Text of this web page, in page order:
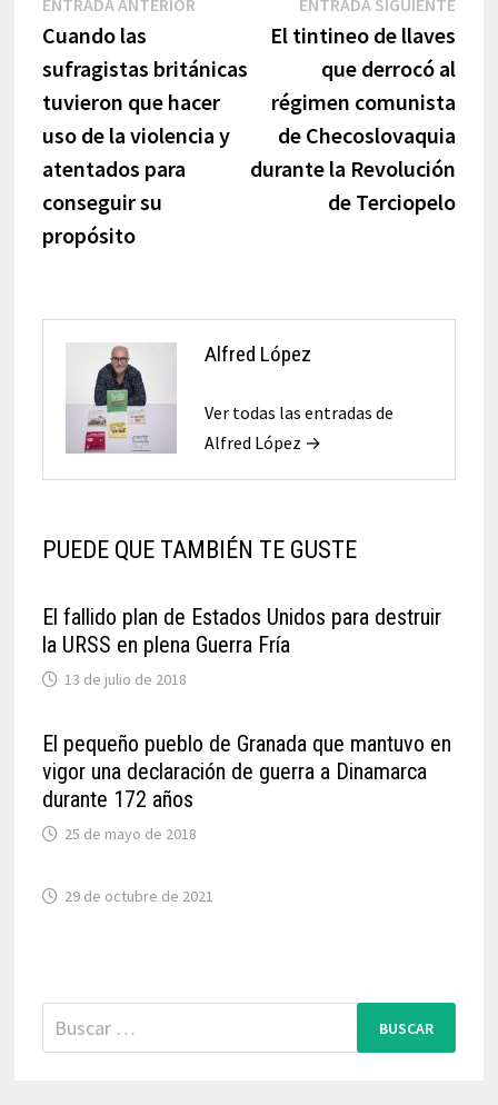
Navegación
de
entradas
ENTRADA ANTERIOR
Cuando las
sufragistas británicas
tuvieron que hacer
uso de la violencia y
atentados para
conseguir su
propósito
ENTRADA SIGUIENTE
El tintineo de llaves
que derrocó al
régimen comunista
de Checoslovaquia
durante la Revolución
de Terciopelo
Alfred López
Ver todas las entradas de
Alfred López →
PUEDE QUE TAMBIÉN TE GUSTE
El fallido plan de Estados Unidos para destruir
la URSS en plena Guerra Fría
13 de julio de 2018
El pequeño pueblo de Granada que mantuvo en
vigor una declaración de guerra a Dinamarca
durante 172 años
25 de mayo de 2018
29 de octubre de 2021
Buscar: